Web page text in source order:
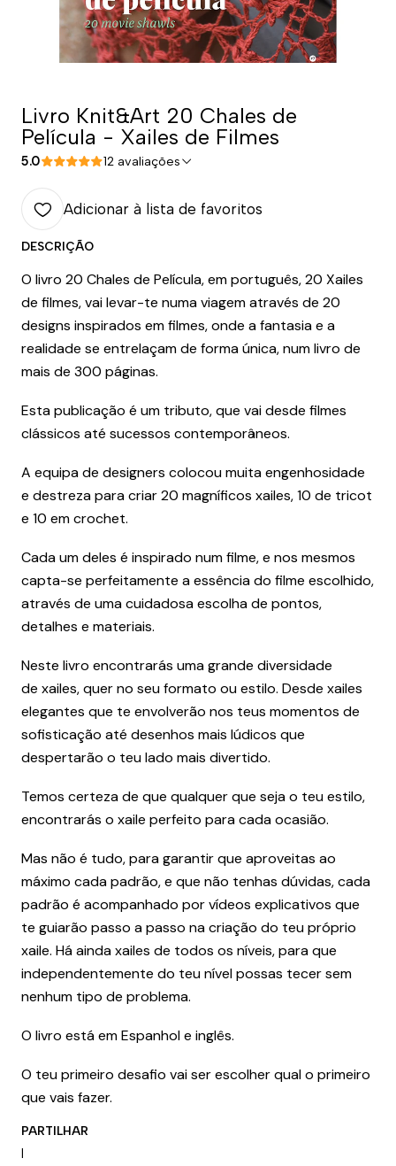
Livro Knit&Art 20 Chales de
Película - Xailes de Filmes
5.0 12 avaliações
Adicionar à lista de favoritos
DESCRIÇÃO
O livro 20 Chales de Película, em português, 20 Xailes
de filmes, vai levar-te numa viagem através de 20
designs inspirados em filmes, onde a fantasia e a
realidade se entrelaçam de forma única, num livro de
mais de 300 páginas.
Esta publicação é um tributo, que vai desde filmes
clássicos até sucessos contemporâneos.
A equipa de designers colocou muita engenhosidade
e destreza para criar 20 magníficos xailes, 10 de tricot
e 10 em crochet.
Cada um deles é inspirado num filme, e nos mesmos
capta-se perfeitamente a essência do filme escolhido,
através de uma cuidadosa escolha de pontos,
detalhes e materiais.
Neste livro encontrarás uma grande diversidade
de xailes, quer no seu formato ou estilo. Desde xailes
elegantes que te envolverão nos teus momentos de
sofisticação até desenhos mais lúdicos que
despertarão o teu lado mais divertido.
Temos certeza de que qualquer que seja o teu estilo,
encontrarás o xaile perfeito para cada ocasião.
Mas não é tudo, para garantir que aproveitas ao
máximo cada padrão, e que não tenhas dúvidas, cada
padrão é acompanhado por vídeos explicativos que
te guiarão passo a passo na criação do teu próprio
xaile. Há ainda xailes de todos os níveis, para que
independentemente do teu nível possas tecer sem
nenhum tipo de problema.
O livro está em Espanhol e inglês.
O teu primeiro desafio vai ser escolher qual o primeiro
que vais fazer.
PARTILHAR
|